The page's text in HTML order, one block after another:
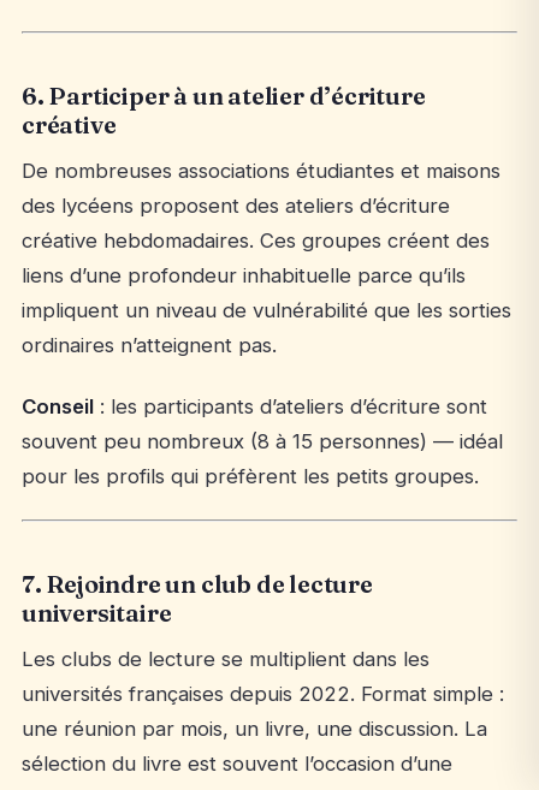
6. Participer à un atelier d’écriture
créative
De nombreuses associations étudiantes et maisons
des lycéens proposent des ateliers d’écriture
créative hebdomadaires. Ces groupes créent des
liens d’une profondeur inhabituelle parce qu’ils
impliquent un niveau de vulnérabilité que les sorties
ordinaires n’atteignent pas.
Conseil: les participants d’ateliers d’écriture sont
souvent peu nombreux (8 à 15 personnes) — idéal
pour les profils qui préfèrent les petits groupes.
7. Rejoindre un club de lecture
universitaire
Les clubs de lecture se multiplient dans les
universités françaises depuis 2022. Format simple :
une réunion par mois, un livre, une discussion. La
sélection du livre est souvent l’occasion d’une